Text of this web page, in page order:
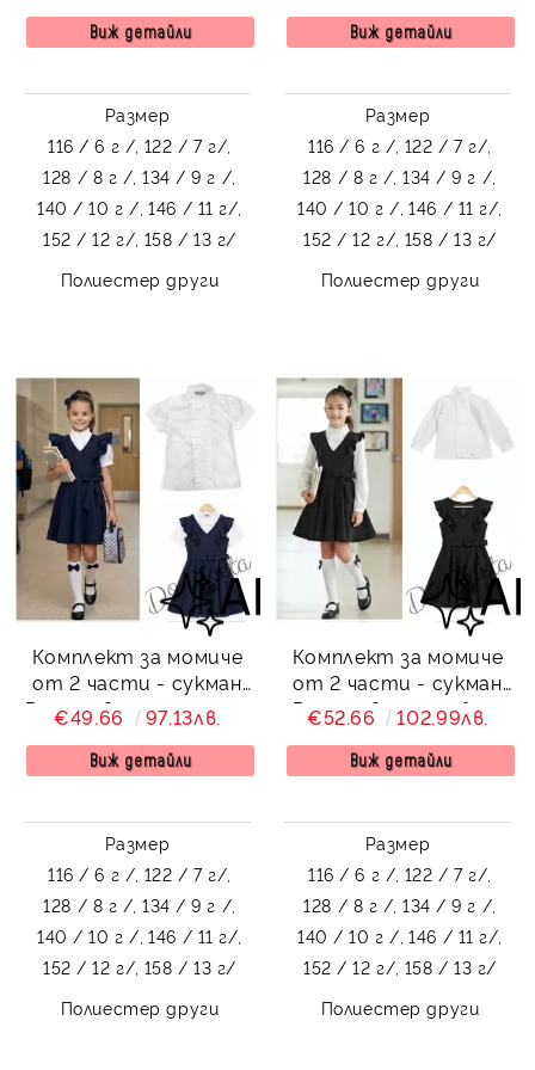
ръкав
Виж детайли
Размер
116 / 6 г /, 122 / 7 г/,
128 / 8 г /, 134 / 9 г /,
140 / 10 г /, 146 / 11 г/,
152 / 12 г/, 158 / 13 г/
Полиестер други
Виж детайли
Размер
116 / 6 г /, 122 / 7 г/,
128 / 8 г /, 134 / 9 г /,
140 / 10 г /, 146 / 11 г/,
152 / 12 г/, 158 / 13 г/
Полиестер други
Комплект за момиче
от 2 части - сукман
Радина в тъмносиньо
и бяла риза с къс
ръкав с висока яка
€49.66 97.13лв.
Виж детайли
Размер
116 / 6 г /, 122 / 7 г/,
128 / 8 г /, 134 / 9 г /,
140 / 10 г /, 146 / 11 г/,
152 / 12 г/, 158 / 13 г/
Полиестер други
Комплект за момиче
от 2 части - сукман
Радина в черно, бяла
риза с дълъг ръкав
€52.66 102.99лв.
Виж детайли
Размер
116 / 6 г /, 122 / 7 г/,
128 / 8 г /, 134 / 9 г /,
140 / 10 г /, 146 / 11 г/,
152 / 12 г/, 158 / 13 г/
Полиестер други